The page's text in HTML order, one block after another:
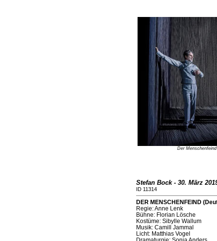
Der Menschenfeind
Stefan Bock - 30. März
ID 11314
DER MENSCHENFEIND
Regie: Anne Lenk
Bühne: Florian Lösche
Kostüme: Sibylle Wallum
Musik: Camill Jammal
Licht: Matthias Vogel